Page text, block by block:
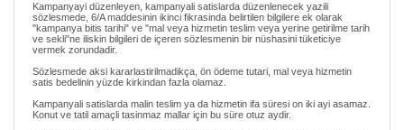
Kampanyayi düzenleyen, kampanyali satislarda düzenlenecek yazili
sözlesmede, 6/A maddesinin ikinci fikrasinda belirtilen bilgilere ek olarak
"kampanya bitis tarihi" ve "mal veya hizmetin teslim veya yerine getirilme tarih
ve sekli"ne iliskin bilgileri de içeren sözlesmenin bir nüshasini tüketiciye
vermek zorundadir.
Sözlesmede aksi kararlastirilmadikça, ön ödeme tutari, mal veya hizmetin
satis bedelinin yüzde kirkindan fazla olamaz.
Kampanyali satislarda malin teslim ya da hizmetin ifa süresi on iki ayi asamaz.
Konut ve tatil amaçli tasinmaz mallar için bu süre otuz aydir.